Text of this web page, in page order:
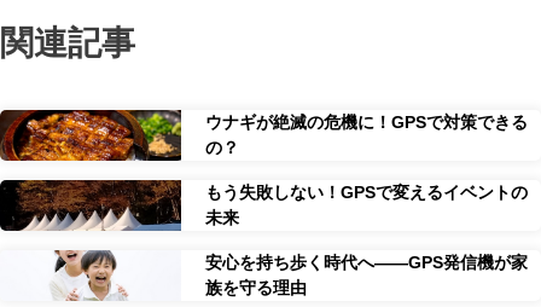
関連記事
ウナギが絶滅の危機に！GPSで対策できる
の？
もう失敗しない！GPSで変えるイベントの
未来
安心を持ち歩く時代へ――GPS発信機が家
族を守る理由